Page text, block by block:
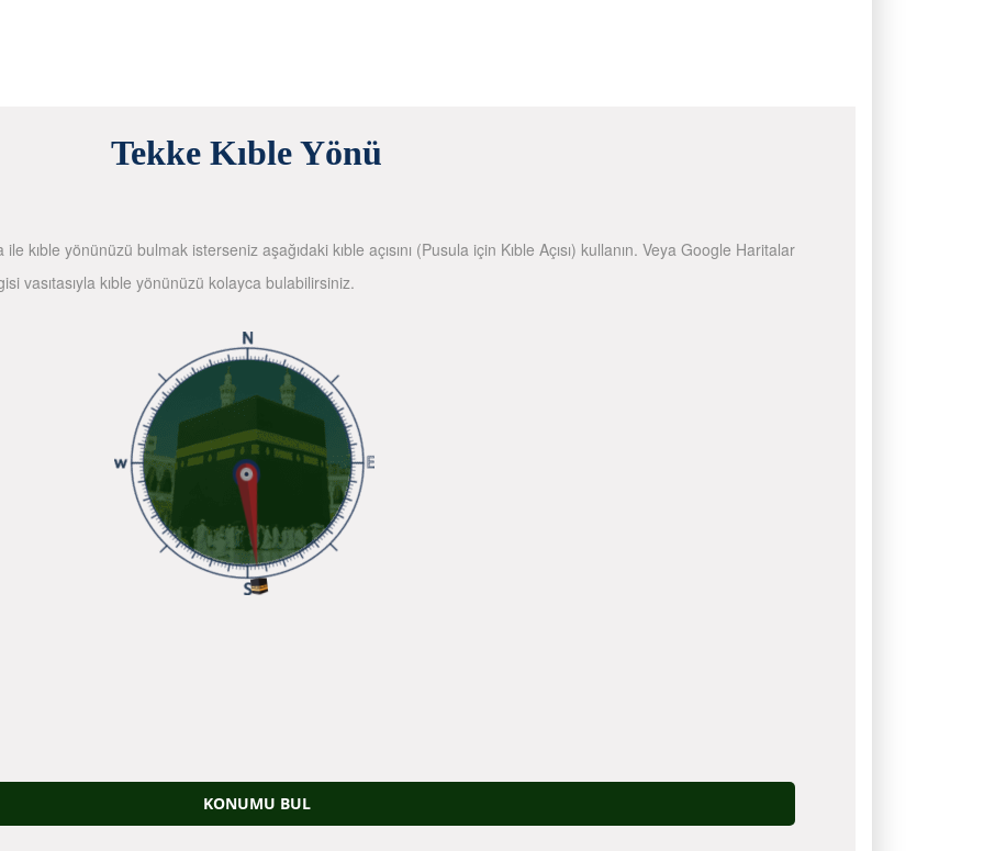
Tekke Kıble Yönü
kıble yönünüzü bulmak isterseniz aşağıdaki kıble açısını (Pusula için Kıble Açısı) kullanın. Veya Google Haritalar
vasıtasıyla kıble yönünüzü kolayca bulabilirsiniz.
KONUMU BUL